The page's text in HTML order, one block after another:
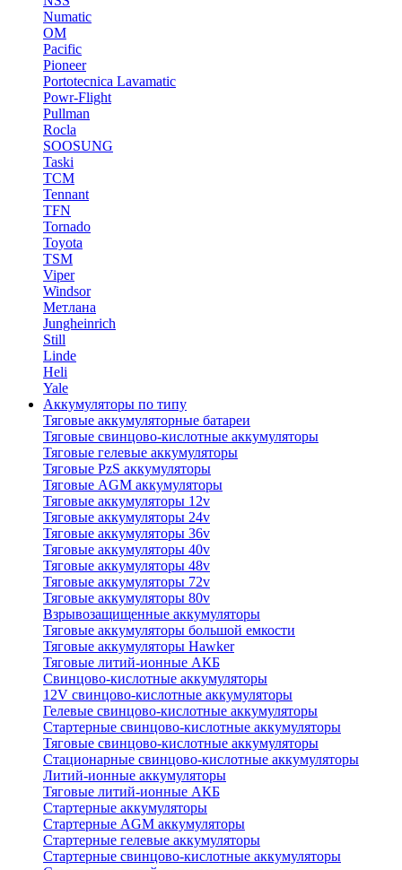
Numatic
OM
Pacific
Pioneer
Portotecnica Lavamatic
Powr-Flight
Pullman
Rocla
SOOSUNG
Taski
TCM
Tennant
TFN
Tornado
Toyota
TSM
Viper
Windsor
Метлана
Jungheinrich
Still
Linde
Heli
Yale
Аккумуляторы по типу
Тяговые аккумуляторные батареи
Тяговые свинцово-кислотные аккумуляторы
Тяговые гелевые аккумуляторы
Тяговые PzS аккумуляторы
Тяговые AGM аккумуляторы
Тяговые аккумуляторы 12v
Тяговые аккумуляторы 24v
Тяговые аккумуляторы 36v
Тяговые аккумуляторы 40v
Тяговые аккумуляторы 48v
Тяговые аккумуляторы 72v
Тяговые аккумуляторы 80v
Взрывозащищенные аккумуляторы
Тяговые аккумуляторы большой емкости
Тяговые аккумуляторы Hawker
Тяговые литий-ионные АКБ
Свинцово-кислотные аккумуляторы
12V свинцово-кислотные аккумуляторы
Гелевые свинцово-кислотные аккумуляторы
Стартерные свинцово-кислотные аккумуляторы
Тяговые свинцово-кислотные аккумуляторы
Стационарные свинцово-кислотные аккумуляторы
Литий-ионные аккумуляторы
Тяговые литий-ионные АКБ
Стартерные аккумуляторы
Стартерные AGM аккумуляторы
Стартерные гелевые аккумуляторы
Стартерные свинцово-кислотные аккумуляторы